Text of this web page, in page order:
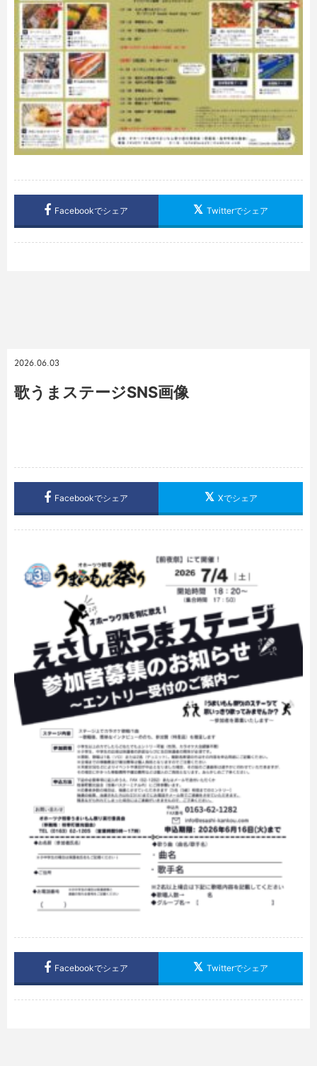
Facebookでシェア Twitterでシェア
2026.06.03
歌うまステージSNS画像
Facebookでシェア Xでシェア
Facebookでシェア Twitterでシェア